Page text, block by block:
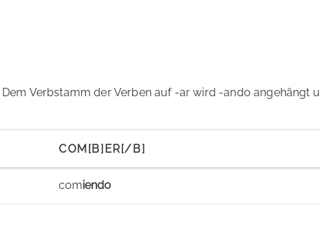
Verbstamm der Verben auf -ar wird -ando angehängt
COM[B]ER[/B]
comiendo